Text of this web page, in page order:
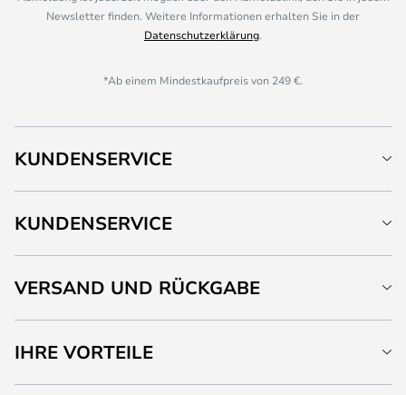
Newsletter finden. Weitere Informationen erhalten Sie in der
Datenschutzerklärung.
*Ab einem Mindestkaufpreis von 249 €.
KUNDENSERVICE
KUNDENSERVICE
VERSAND UND RÜCKGABE
IHRE VORTEILE